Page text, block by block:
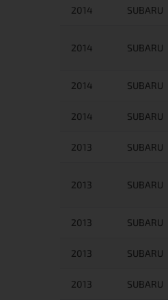
2014 SUBARU
2014 SUBARU
2014 SUBARU
2014 SUBARU
2013 SUBARU
2013 SUBARU
2013 SUBARU
2013 SUBARU
2013 SUBARU